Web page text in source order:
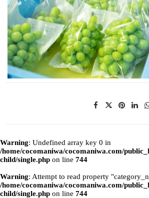
Warning: Undefined array key 0 in
/home/cocomaniwa/cocomaniwa.com/
child/single.php on line 744
Warning: Attempt to read property
/home/cocomaniwa/cocomaniwa.com/
child/single.php on line 744